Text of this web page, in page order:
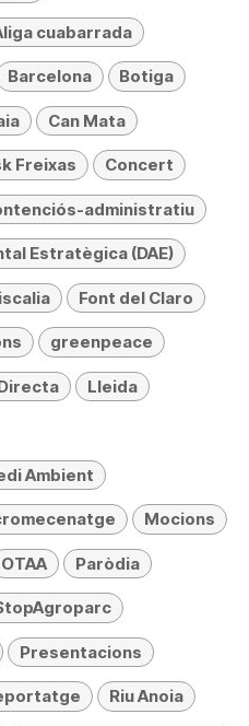
cuabarrada
Barcelona Botiga
Can Mata
Freixas Concert
administratiu
Estratègica (DAE)
Font del Claro
greenpeace
Lleida
Ambient
Mocions
OTAA Paròdia
Presentacions
Riu Anoia